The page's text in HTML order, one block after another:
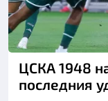
ЦСКА 1948
последния